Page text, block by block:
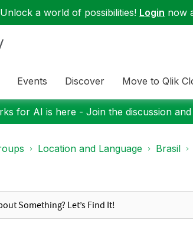
Unlock a world of possibilities! Login now
Events Discover Move to Qlik
for AI is here - Join the discussion
Location and Language Brasil